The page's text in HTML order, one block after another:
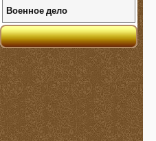
Военное дело